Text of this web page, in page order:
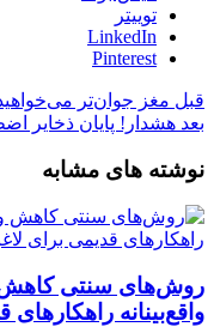
توییتر
LinkedIn
Pinterest
قبل مغز جوان‌تر
بعد هشدار! پایان ذخایر
نوشته های مشابه
روش‌های سنتی کاهش
واقع‌بینانه